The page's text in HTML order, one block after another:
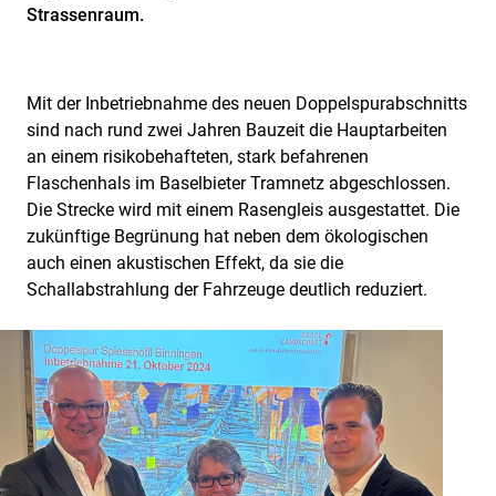
Strassenraum.
Mit der Inbetriebnahme des neuen Doppelspurabschnitts
sind nach rund zwei Jahren Bauzeit die Hauptarbeiten
an einem risikobehafteten, stark befahrenen
Flaschenhals im Baselbieter Tramnetz abgeschlossen.
Die Strecke wird mit einem Rasengleis ausgestattet. Die
zukünftige Begrünung hat neben dem ökologischen
auch einen akustischen Effekt, da sie die
Schallabstrahlung der Fahrzeuge deutlich reduziert.